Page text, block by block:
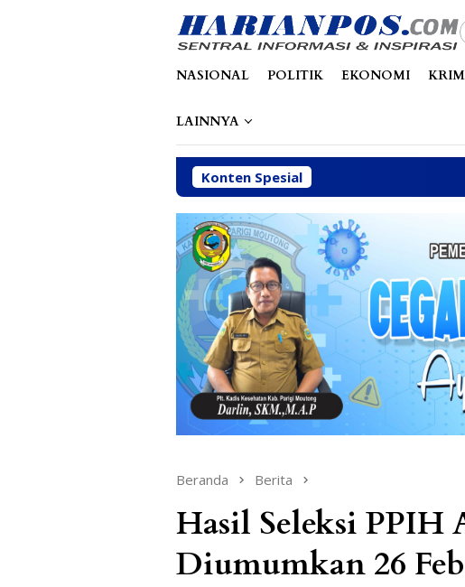
NASIONAL POLITIK EKONOMI
LAINNYA
Konten Spesial Abaikan
Beranda Berita
Hasil Seleksi PPIH
Diumumkan 26